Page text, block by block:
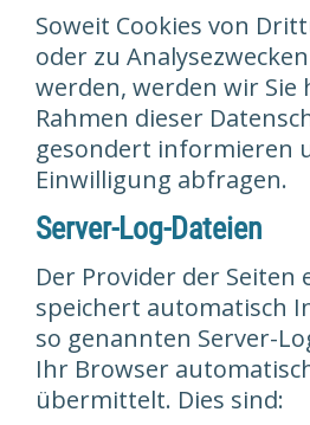
Soweit Cookies von
oder zu
werden, werden wir Sie
Rahmen dieser
gesondert informieren
Einwilligung abfragen.
Server-Log-Dateien
Der Provider der Seiten
speichert automatisch
so genannten Server-
Ihr Browser
übermittelt. Dies sind: